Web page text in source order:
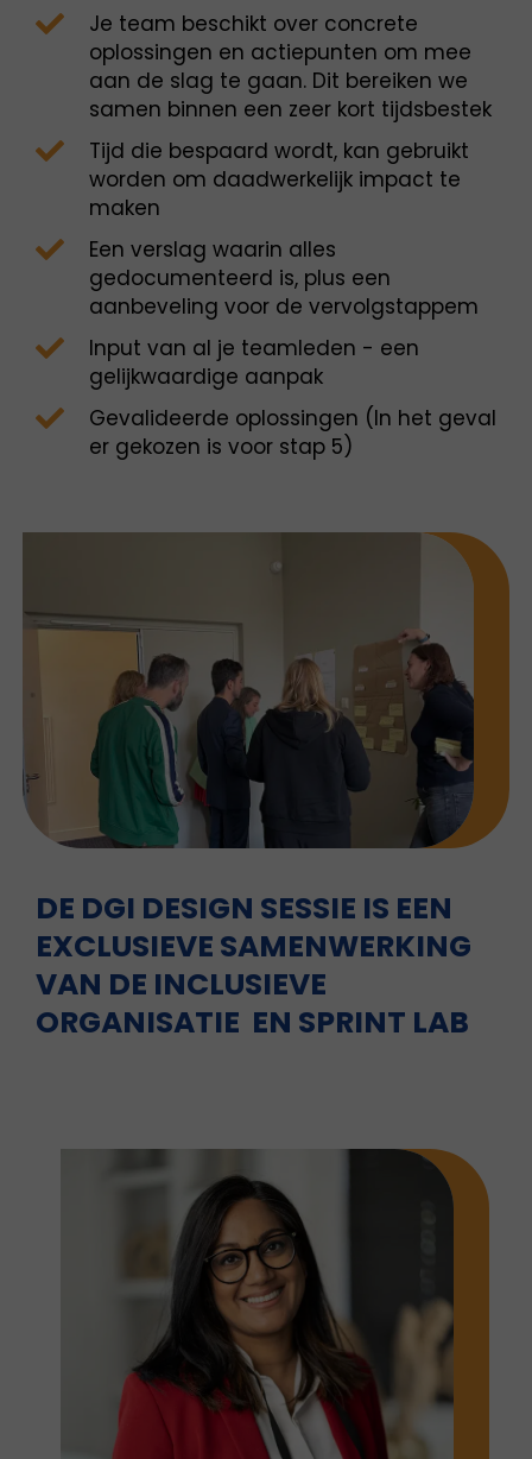
DE DGI DESIGN SESSIE IS EEN
EXCLUSIEVE SAMENWERKING
VAN DE INCLUSIEVE
ORGANISATIE EN SPRINT LAB
Je team beschikt over concrete
oplossingen en actiepunten om mee
aan de slag te gaan. Dit bereiken we
samen binnen een zeer kort tijdsbestek
Tijd die bespaard wordt, kan gebruikt
worden om daadwerkelijk impact te
maken
Een verslag waarin alles
gedocumenteerd is, plus een
aanbeveling voor de vervolgstappem
Input van al je teamleden - een
gelijkwaardige aanpak
Gevalideerde oplossingen (In het geval
er gekozen is voor stap 5)